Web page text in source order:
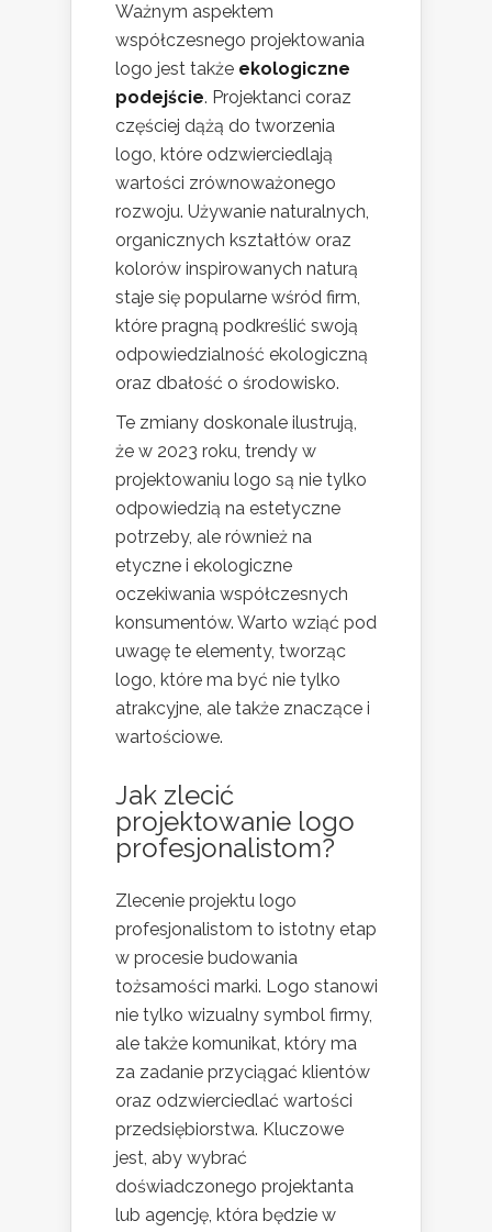
Ważnym aspektem
współczesnego projektowania
logo jest także ekologiczne
podejście. Projektanci coraz
częściej dążą do tworzenia
logo, które odzwierciedlają
wartości zrównoważonego
rozwoju. Używanie naturalnych,
organicznych kształtów oraz
kolorów inspirowanych naturą
staje się popularne wśród firm,
które pragną podkreślić swoją
odpowiedzialność ekologiczną
oraz dbałość o środowisko.
Te zmiany doskonale ilustrują,
że w 2023 roku, trendy w
projektowaniu logo są nie tylko
odpowiedzią na estetyczne
potrzeby, ale również na
etyczne i ekologiczne
oczekiwania współczesnych
konsumentów. Warto wziąć pod
uwagę te elementy, tworząc
logo, które ma być nie tylko
atrakcyjne, ale także znaczące i
wartościowe.
Jak zlecić
projektowanie logo
profesjonalistom?
Zlecenie projektu logo
profesjonalistom to istotny etap
w procesie budowania
tożsamości marki. Logo stanowi
nie tylko wizualny symbol firmy,
ale także komunikat, który ma
za zadanie przyciągać klientów
oraz odzwierciedlać wartości
przedsiębiorstwa. Kluczowe
jest, aby wybrać
doświadczonego projektanta
lub agencję, która będzie w